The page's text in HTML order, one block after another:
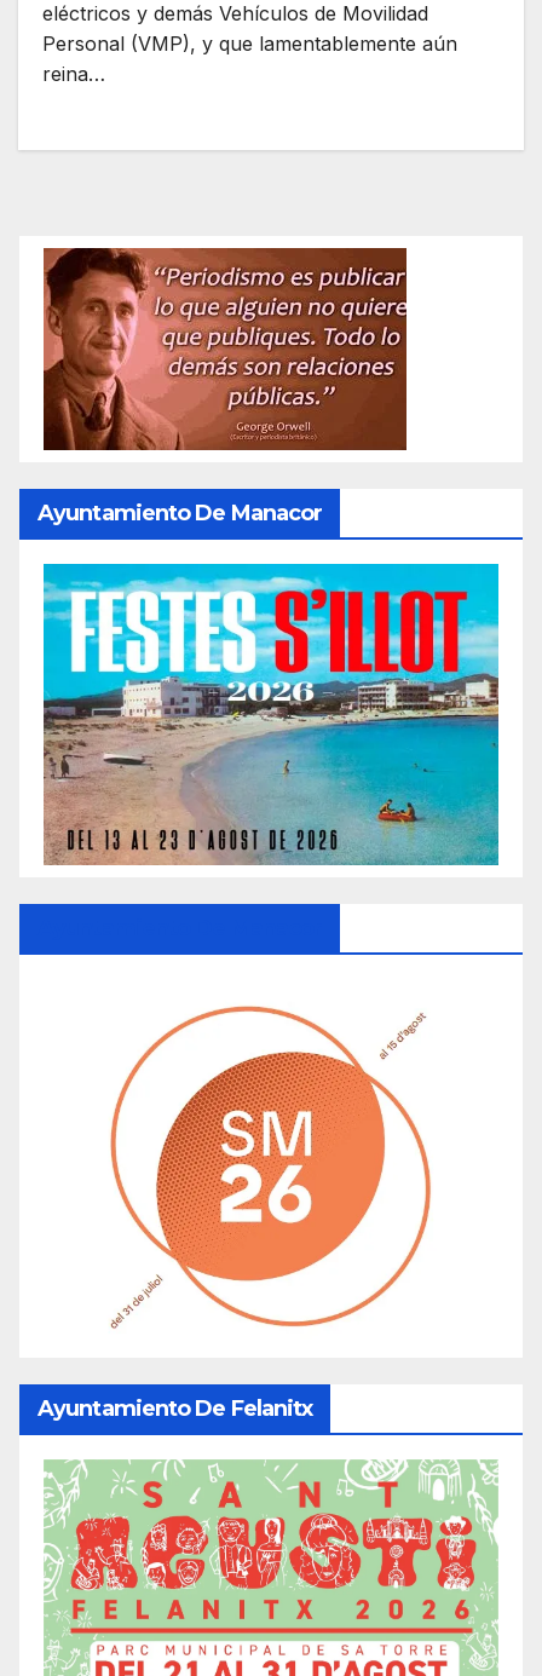
eléctricos y demás Vehículos de Movilidad
Personal (VMP), y que lamentablemente aún
reina…
Ayuntamiento De Manacor
Ayuntamiento De Felanitx